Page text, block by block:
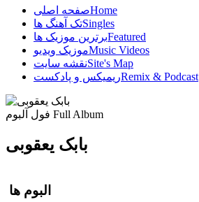
صفحه اصلیHome
تک آهنگ هاSingles
برترین موزیک هاFeatured
موزیک ویدیوMusic Videos
نقشه سایتSite's Map
ریمیکس و پادکستRemix & Podcast
Full Album
بابک یعقوبی
البوم ها